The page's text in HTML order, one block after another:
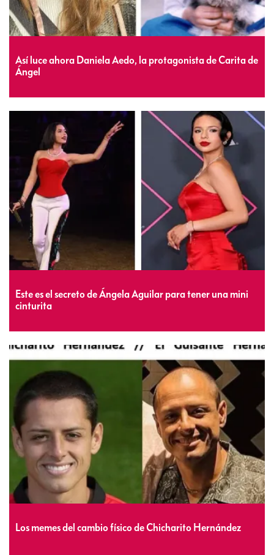
Así luce ahora Daniela Aedo, la protagonista de Carita de
Ángel
Este es el secreto de Ángela Aguilar para tener una mini
cinturita
Los memes del cambio físico de Chicharito Hernández